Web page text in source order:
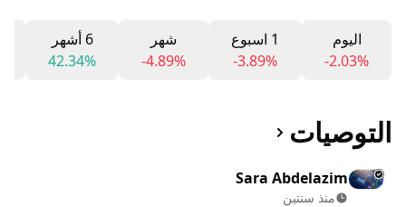
اليوم
-2.03%
1 اسبوع
-3.89%
شهر
-4.89%
6 أشهر
42.34%
التوصيات
Sara Abdelazim
منذ سنتين